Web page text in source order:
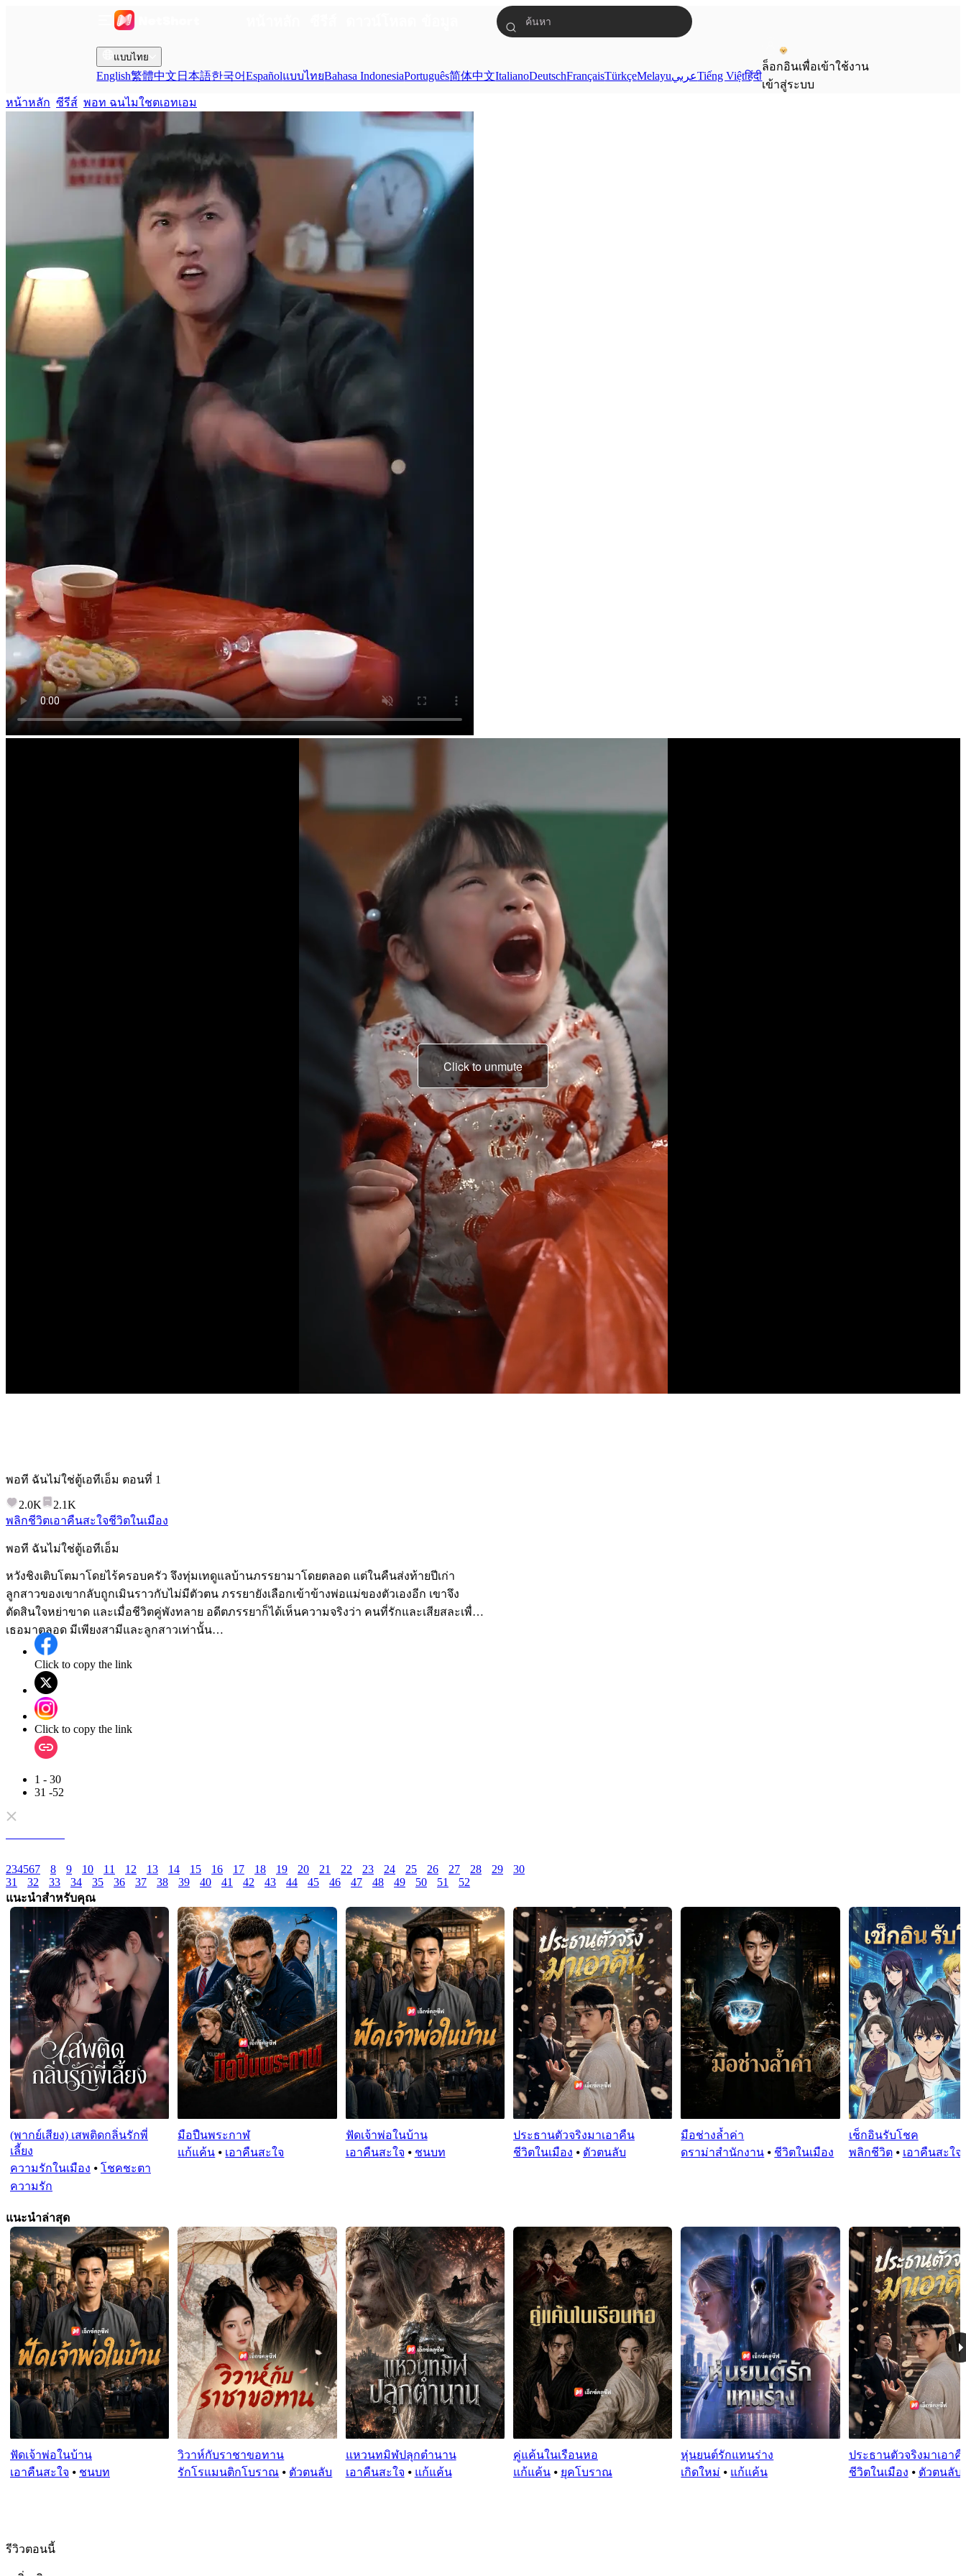
แบบไทย
English繁體中文 日本語한국어EspañolแบบไทยBahasa IndonesiaPortuguês简体中文ItalianoDeutschFrançaisTürkçeMelayuعربيTiếng Việtहिंदी
ล็อกอินเพื่อเข้าใช้งาน
เข้าสู่ระบบ
หน้าหลัก ซีรีส์ พอท ฉนไมใชตเอทเอม
Click to unmute
ที่ผ่านมา
พอที ฉันไม่ใช่ตู้เอทีเอ็ม ตอนที่ 1
2.0K
2.1K
พลิกชีวิตเอาคืนสะใจชีวิตในเมือง
พอที ฉันไม่ใช่ตู้เอทีเอ็ม
หวังชิงเติบโตมาโดยไร้ครอบครัว จึงทุ่มเทดูแลบ้านภรรยามาโดยตลอด แต่ในคืนส่งท้ายปีเก่า
ลูกสาวของเขากลับถูกเมินราวกับไม่มีตัวตน ภรรยายังเลือกเข้าข้างพ่อแม่ของตัวเองอีก เขาจึง
ตัดสินใจหย่าขาด และเมื่อชีวิตคู่พังทลาย อดีตภรรยาก็ได้เห็นความจริงว่า คนที่รักและเสียสละเพื่อ
เธอมาตลอด มีเพียงสามีและลูกสาวเท่านั้น…
Click to copy the link
Click to copy the link
1 - 30
31 -52
234567 8 9 10 11 12 13 14 15 16 17 18 19 20 21 22 23 24 25 26 27 28 29
30
31
32 33 34 35 36 37 38 39 40 41 42 43 44 45 46 47 48 49 50 51 52
แนะนำสำหรับคุณ
(พากย์เสียง) เสพติดกลิ่นรักพี่
เลี้ยง
ความรักในเมือง ⦁ โชคชะตา
ความรัก
มือปืนพระกาฬ
แก้แค้น ⦁ เอาคืนสะใจ
ฟัดเจ้าพ่อในบ้าน
เอาคืนสะใจ ⦁ ชนบท
ประธานตัวจริงมาเอาคืน
ชีวิตในเมือง ⦁ ตัวตนลับ
มือช่างล้ำค่า
ดราม่าสำนักงาน ⦁ ชีวิตในเมือง
เช็กอินรับโชค
พลิกชีวิต⦁ เอาคืนสะใจ
แนะนำล่าสุด
ฟัดเจ้าพ่อในบ้าน
เอาคืนสะใจ ⦁ ชนบท
วิวาห์กับราชาขอทาน
รักโรแมนติกโบราณ ⦁ ตัวตนลับ
แหวนทมิฬปลุกตำนาน
เอาคืนสะใจ ⦁ แก้แค้น
คู่แค้นในเรือนหอ
แก้แค้น⦁ ยุคโบราณ
หุ่นยนต์รักแทนร่าง
เกิดใหม่ ⦁ แก้แค้น
ประธานตัวจริงมาเอาคื
ชีวิตในเมือง ⦁ ตัวตนลับ
รีวิวตอนนี้